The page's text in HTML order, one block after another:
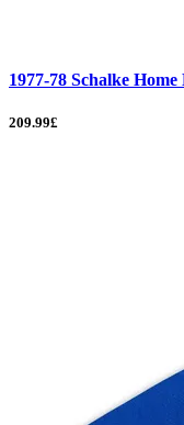
1977-78 Schalke
209.99£